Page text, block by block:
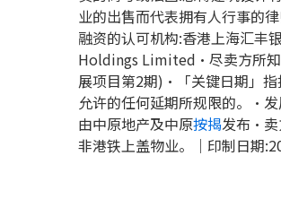
业的出售而代表拥有人行事的
融资的认可机构:香港上海汇丰
Holdings Limited‧尽卖方所知
展项目第2期)‧「关键日期」
允许的任何延期所规限的。‧
由中原地产及中原按揭发布‧卖
非港铁上盖物业。｜印制日期